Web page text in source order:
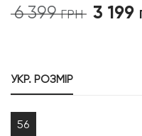
6 399ГРН 3 199
УКР. РОЗМІР
56